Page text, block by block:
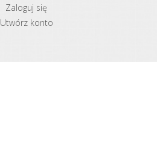
Zaloguj się
Utwórz konto